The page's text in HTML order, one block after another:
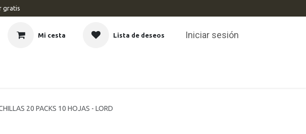
gratis
Mi cesta Lista de deseos Iniciar sesión
20 PACKS 10 HOJAS - LORD